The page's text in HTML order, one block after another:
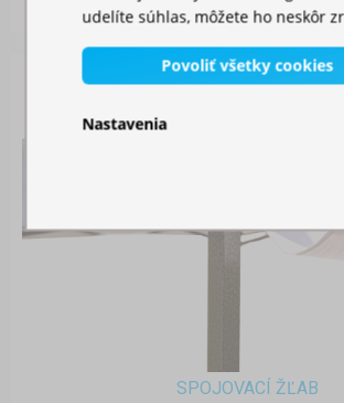
SPOJOVACÍ ŽĽAB
udelíte súhlas, môžete ho neskôr
Povoliť všetky cookies
Nastavenia